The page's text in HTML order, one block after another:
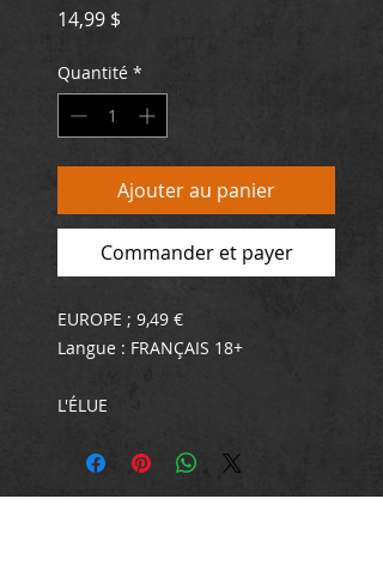
14,99 $
Quantité *
Ajouter au panier
Commander et payer
EUROPE ; 9,49 €
Langue : FRANÇAIS 18+
L'ÉLUE
de Lilly, une jolie demoiselle aux
traits angéliques et aux courbes à